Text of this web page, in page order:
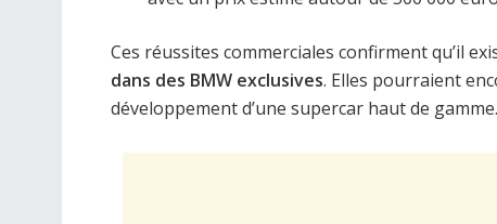
Ces réussites commerciales confirment qu’il
dans des BMW exclusives. Elles pourraient
développement d’une supercar haut de gamme.